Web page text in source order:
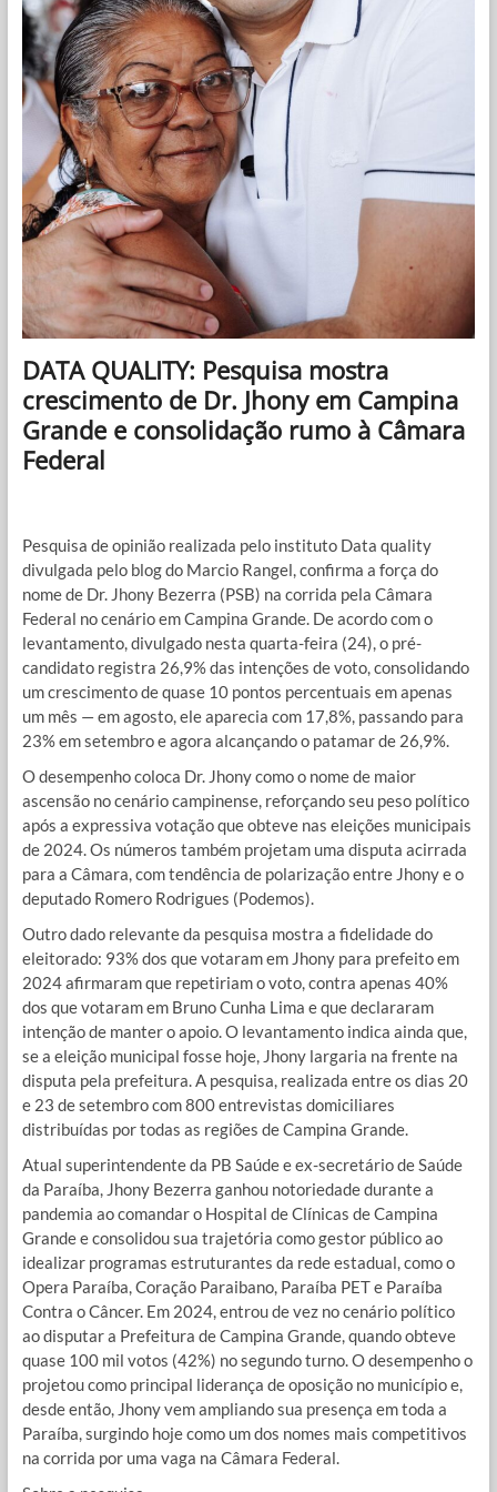
DATA QUALITY: Pesquisa mostra
crescimento de Dr. Jhony em Campina
Grande e consolidação rumo à Câmara
Federal
Pesquisa de opinião realizada pelo instituto Data quality
divulgada pelo blog do Marcio Rangel, confirma a força do
nome de Dr. Jhony Bezerra (PSB) na corrida pela Câmara
Federal no cenário em Campina Grande. De acordo com o
levantamento, divulgado nesta quarta-feira (24), o pré-
candidato registra 26,9% das intenções de voto, consolidando
um crescimento de quase 10 pontos percentuais em apenas
um mês — em agosto, ele aparecia com 17,8%, passando para
23% em setembro e agora alcançando o patamar de 26,9%.
O desempenho coloca Dr. Jhony como o nome de maior
ascensão no cenário campinense, reforçando seu peso político
após a expressiva votação que obteve nas eleições municipais
de 2024. Os números também projetam uma disputa acirrada
para a Câmara, com tendência de polarização entre Jhony e o
deputado Romero Rodrigues (Podemos).
Outro dado relevante da pesquisa mostra a fidelidade do
eleitorado: 93% dos que votaram em Jhony para prefeito em
2024 afirmaram que repetiriam o voto, contra apenas 40%
dos que votaram em Bruno Cunha Lima e que declararam
intenção de manter o apoio. O levantamento indica ainda que,
se a eleição municipal fosse hoje, Jhony largaria na frente na
disputa pela prefeitura. A pesquisa, realizada entre os dias 20
e 23 de setembro com 800 entrevistas domiciliares
distribuídas por todas as regiões de Campina Grande.
Atual superintendente da PB Saúde e ex-secretário de Saúde
da Paraíba, Jhony Bezerra ganhou notoriedade durante a
pandemia ao comandar o Hospital de Clínicas de Campina
Grande e consolidou sua trajetória como gestor público ao
idealizar programas estruturantes da rede estadual, como o
Opera Paraíba, Coração Paraibano, Paraíba PET e Paraíba
Contra o Câncer. Em 2024, entrou de vez no cenário político
ao disputar a Prefeitura de Campina Grande, quando obteve
quase 100 mil votos (42%) no segundo turno. O desempenho o
projetou como principal liderança de oposição no município e,
desde então, Jhony vem ampliando sua presença em toda a
Paraíba, surgindo hoje como um dos nomes mais competitivos
na corrida por uma vaga na Câmara Federal.